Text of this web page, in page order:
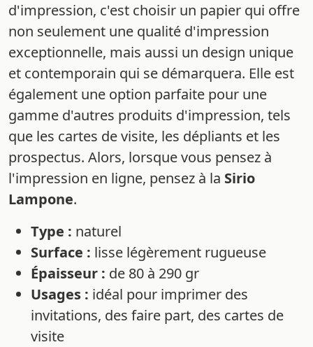
d'impression, c'est choisir un papier qui offre
non seulement une qualité d'impression
exceptionnelle, mais aussi un design unique
et contemporain qui se démarquera. Elle est
également une option parfaite pour une
gamme d'autres produits d'impression, tels
que les cartes de visite, les dépliants et les
prospectus. Alors, lorsque vous pensez à
l'impression en ligne, pensez à la Sirio
Lampone.
Type : naturel
Surface : lisse légèrement rugueuse
Épaisseur : de 80 à 290 gr
Usages : idéal pour imprimer des
invitations, des faire part, des cartes de
visite